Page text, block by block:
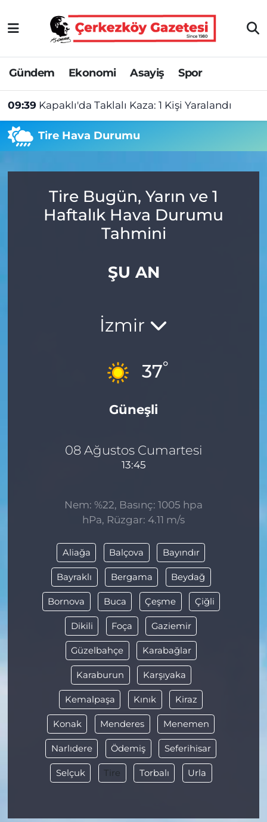
Gündem Ekonomi Asayiş Spor
09:39 Kapaklı'da Taklalı Kaza: 1 Kişi Yaralandı
Tire Hava Durumu
Tire Bugün, Yarın ve 1
Haftalık Hava Durumu
Tahmini
ŞU AN
İzmir
37°
Güneşli
08 Ağustos Cumartesi
13:45
Nem: %22, Basınç: 1005 hpa
hPa, Rüzgar: 4.11 m/s
Aliağa Balçova Bayındır
Bayraklı Bergama Beydağ
Bornova Buca Çeşme Çiğli
Dikili Foça Gaziemir
Güzelbahçe Karabağlar
Karaburun Karşıyaka
Kemalpaşa Kınık Kiraz
Konak Menderes Menemen
Narlıdere Ödemiş Seferihisar
Selçuk Tire Torbalı Urla
Asayiş
Ekonomi
Gündem
Haber
Manşet
Topluluk Kuralları
Tekirdağ Nöbetçi Eczaneler
Tekirdağ Hava Durumu
Tekirdağ Namaz Vakitleri
Tekirdağ Trafik Yoğunluk Haritası
Tüm Manşetler
Son Dakika Haberleri